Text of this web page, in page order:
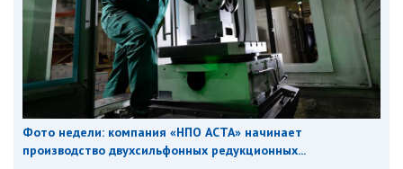
Фото недели: компания «НПО АСТА» начинает
производство двухсильфонных редукционных...